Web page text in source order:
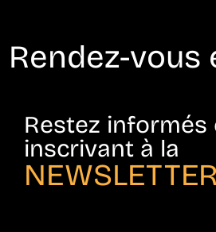
Rendez-vous
Restez informés
inscrivant à la